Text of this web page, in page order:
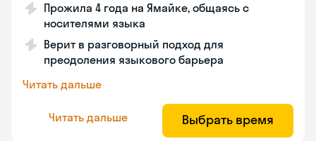
Прожила 4 года на Ямайке, общаясь с
носителями языка
Верит в разговорный подход для
преодоления языкового барьера
Читать дальше
Читать дальше Выбрать время